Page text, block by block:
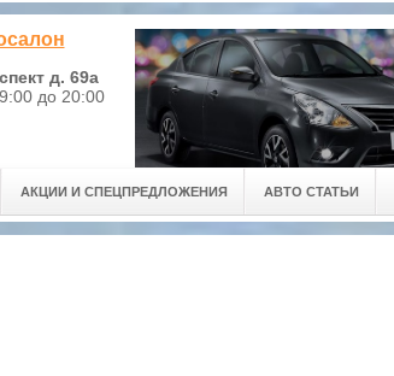
д. 69а
до 20:00
АКЦИИ И СПЕЦПРЕДЛОЖЕНИЯ АВТО СТАТЬИ